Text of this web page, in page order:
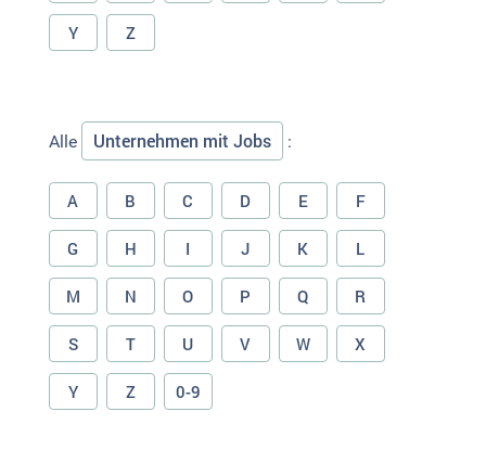
Y Z
Alle Unternehmen mit Jobs :
A B C D E F
G H I J K L
M N O P Q R
S T U V W X
Y Z 0-9